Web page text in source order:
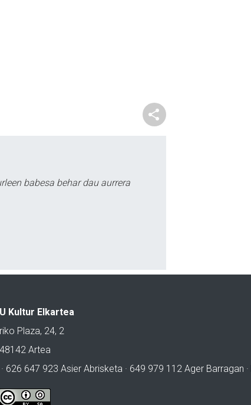
babesa behar dau aurrera
Kultur Elkartea
Plaza, 24, 2
48142 Artea
647 923 Asier Abrisketa · 649 979 112 Ager Barragan ·